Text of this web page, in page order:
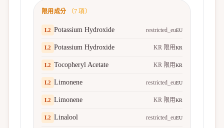
限用成分 （7 項）
L2 Potassium Hydroxide restricted_euEU
L2 Potassium Hydroxide KR 限用KR
L2 Tocopheryl Acetate KR 限用KR
L2 Limonene restricted_euEU
L2 Limonene KR 限用KR
L2 Linalool restricted_euEU